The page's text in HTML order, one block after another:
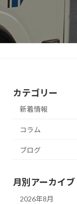
カテゴリー
新着情報
コラム
ブログ
月別アーカイブ
2026年8月